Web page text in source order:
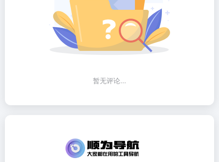
暂无评论...